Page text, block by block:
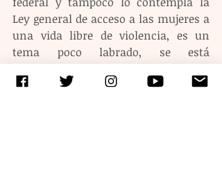
Ley general de acceso a las mujeres a
una vida libre de violencia, es un
tema poco labrado, se está
empezando a incorporar, hay tanto
ONGs como asociaciones específicas,